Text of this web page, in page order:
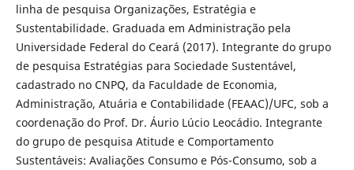
linha de pesquisa Organizações, Estratégia e
Sustentabilidade. Graduada em Administração pela
Universidade Federal do Ceará (2017). Integrante do grupo
de pesquisa Estratégias para Sociedade Sustentável,
cadastrado no CNPQ, da Faculdade de Economia,
Administração, Atuária e Contabilidade (FEAAC)/UFC, sob a
coordenação do Prof. Dr. Áurio Lúcio Leocádio. Integrante
do grupo de pesquisa Atitude e Comportamento
Sustentáveis: Avaliações Consumo e Pós-Consumo, sob a